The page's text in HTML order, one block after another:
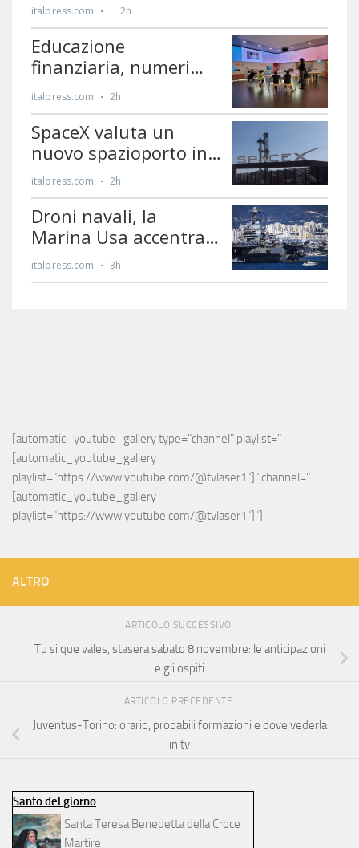
[automatic_youtube_gallery type="channel" playlist="
[automatic_youtube_gallery
playlist="https://www.youtube.com/@tvlaser1"]" channel="
[automatic_youtube_gallery
playlist="https://www.youtube.com/@tvlaser1"]"]
ALTRO
ARTICOLO SUCCESSIVO
Tu si que vales, stasera sabato 8 novembre: le anticipazioni
e gli ospiti
ARTICOLO PRECEDENTE
Juventus-Torino: orario, probabili formazioni e dove vederla
in tv
Santo del giorno
Santa Teresa Benedetta della Croce
Martire